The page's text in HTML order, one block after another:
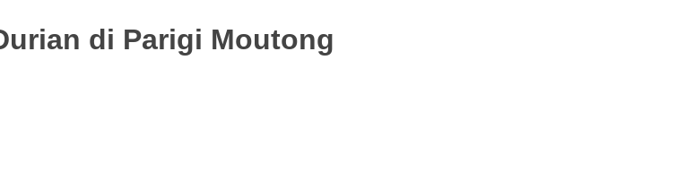
di Parigi Moutong